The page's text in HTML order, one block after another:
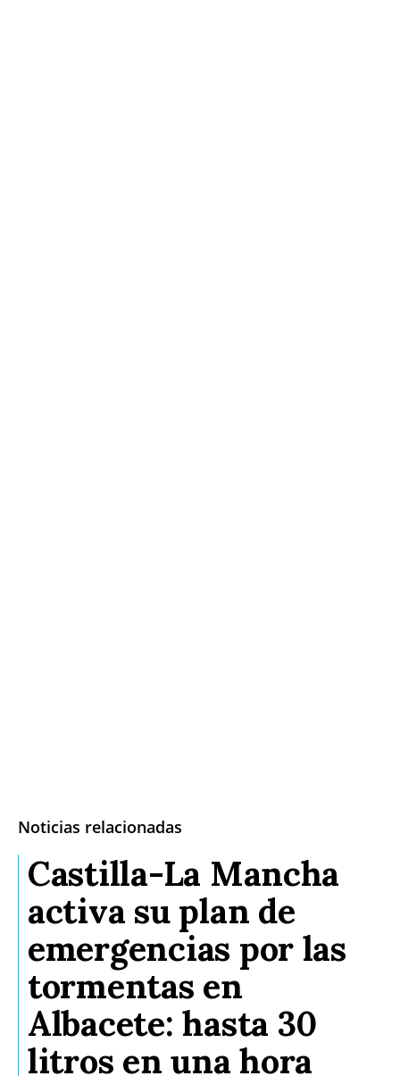
Noticias relacionadas
Castilla-La Mancha
activa su plan de
emergencias por las
tormentas en
Albacete: hasta 30
litros en una hora